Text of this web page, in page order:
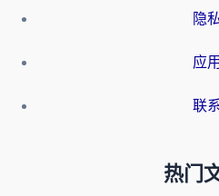
隐
应
联
热门